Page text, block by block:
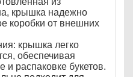
крышка надежно
коробки от внешних
крышка легко
обеспечивая
и распаковке букетов.